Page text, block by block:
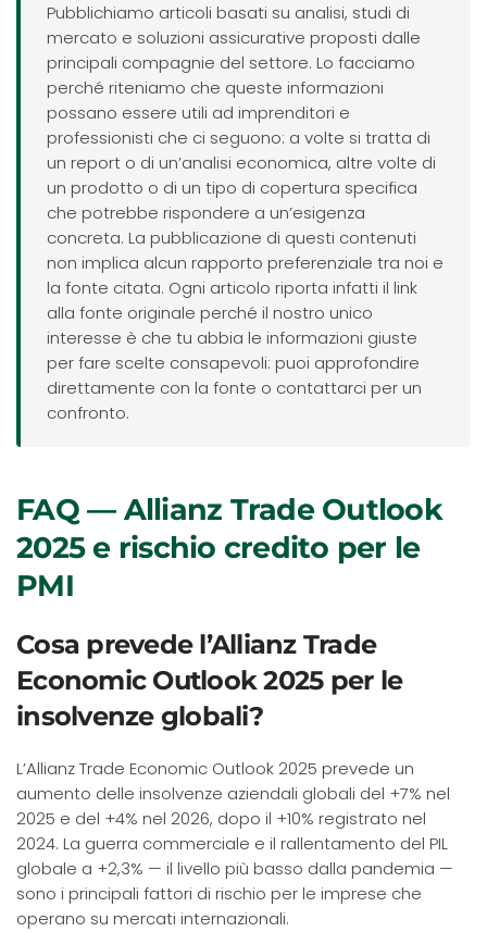
Pubblichiamo articoli basati su analisi, studi di
mercato e soluzioni assicurative proposti dalle
principali compagnie del settore. Lo facciamo
perché riteniamo che queste informazioni
possano essere utili ad imprenditori e
professionisti che ci seguono: a volte si tratta di
un report o di un’analisi economica, altre volte di
un prodotto o di un tipo di copertura specifica
che potrebbe rispondere a un’esigenza
concreta. La pubblicazione di questi contenuti
non implica alcun rapporto preferenziale tra noi e
la fonte citata. Ogni articolo riporta infatti il link
alla fonte originale perché il nostro unico
interesse è che tu abbia le informazioni giuste
per fare scelte consapevoli: puoi approfondire
direttamente con la fonte o contattarci per un
confronto.
FAQ — Allianz Trade Outlook
2025 e rischio credito per le
PMI
Cosa prevede l’Allianz Trade
Economic Outlook 2025 per le
insolvenze globali?
L’Allianz Trade Economic Outlook 2025 prevede un
aumento delle insolvenze aziendali globali del +7% nel
2025 e del +4% nel 2026, dopo il +10% registrato nel
2024. La guerra commerciale e il rallentamento del PIL
globale a +2,3% — il livello più basso dalla pandemia —
sono i principali fattori di rischio per le imprese che
operano su mercati internazionali.